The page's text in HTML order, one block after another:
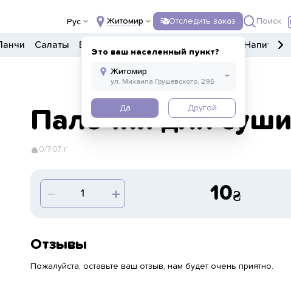
Рус Житомир
Это ваш населенный пункт?
Да Другой
Отследить заказ Поиск
Салаты Боулы Напитки
Палочки для суши
0/7.07 г
10
Отзывы
Пожалуйста, оставьте ваш отзыв, нам будет очень приятно.